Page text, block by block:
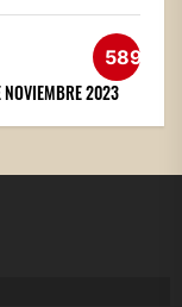
589
NOVIEMBRE 2023